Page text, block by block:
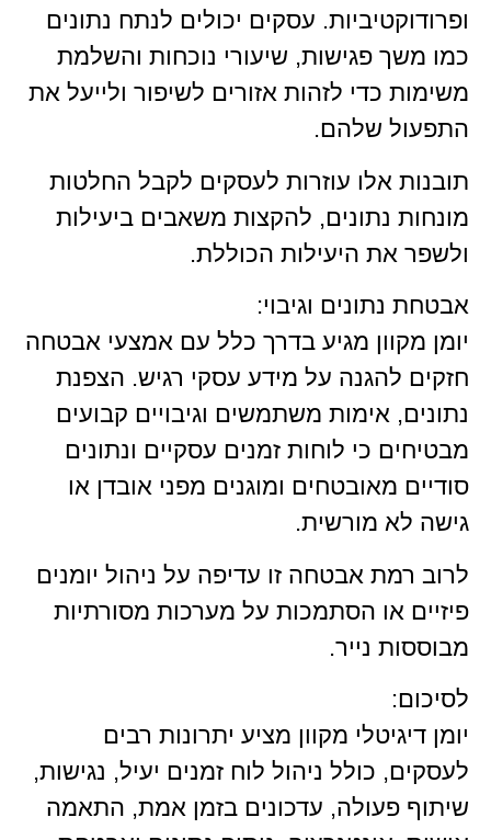
ופרודוקטיביות. עסקים יכולים לנתח נתונים
כמו משך פגישות, שיעורי נוכחות והשלמת
משימות כדי לזהות אזורים לשיפור ולייעל את
התפעול שלהם.
תובנות אלו עוזרות לעסקים לקבל החלטות
מונחות נתונים, להקצות משאבים ביעילות
ולשפר את היעילות הכוללת.
אבטחת נתונים וגיבוי:
יומן מקוון מגיע בדרך כלל עם אמצעי אבטחה
חזקים להגנה על מידע עסקי רגיש. הצפנת
נתונים, אימות משתמשים וגיבויים קבועים
מבטיחים כי לוחות זמנים עסקיים ונתונים
סודיים מאובטחים ומוגנים מפני אובדן או
גישה לא מורשית.
לרוב רמת אבטחה זו עדיפה על ניהול יומנים
פיזיים או הסתמכות על מערכות מסורתיות
מבוססות נייר.
לסיכום:
יומן דיגיטלי מקוון מציע יתרונות רבים
לעסקים, כולל ניהול לוח זמנים יעיל, נגישות,
שיתוף פעולה, עדכונים בזמן אמת, התאמה